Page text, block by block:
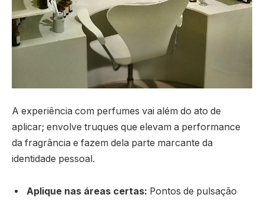
A experiência com perfumes vai além do ato de
aplicar; envolve truques que elevam a performance
da fragrância e fazem dela parte marcante da
identidade pessoal.
Aplique nas áreas certas: Pontos de pulsação